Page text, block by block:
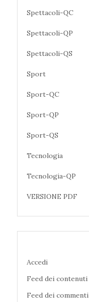
Spettacoli-QC
Spettacoli-QP
Spettacoli-QS
Sport
Sport-QC
Sport-QP
Sport-QS
Tecnologia
Tecnologia-QP
VERSIONE PDF
Accedi
Feed dei contenuti
Feed dei commenti